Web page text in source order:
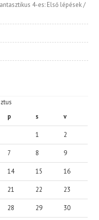
4-es: Első lépések /
p s v
1 2
7 8 9
14 15 16
21 22 23
28 29 30